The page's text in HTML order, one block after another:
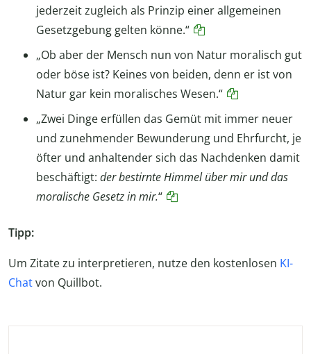
jederzeit zugleich als Prinzip einer allgemeinen
Gesetzgebung gelten könne.“
„Ob aber der Mensch nun von Natur moralisch gut
oder böse ist? Keines von beiden, denn er ist von
Natur gar kein moralisches Wesen.“
„Zwei Dinge erfüllen das Gemüt mit immer neuer
und zunehmender Bewunderung und Ehrfurcht, je
öfter und anhaltender sich das Nachdenken damit
beschäftigt: der bestirnte Himmel über mir und das
moralische Gesetz in mir.“
Tipp:
Um Zitate zu interpretieren, nutze den kostenlosen KI-
Chatvon Quillbot.